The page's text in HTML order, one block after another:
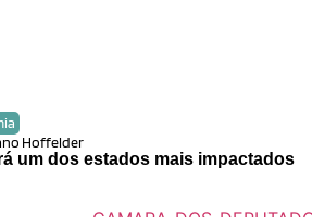
Hoffelder
um dos estados mais impactados